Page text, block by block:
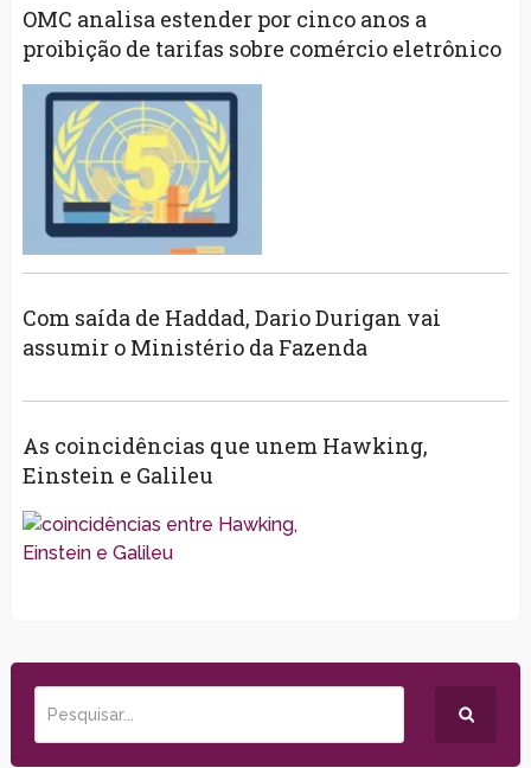
OMC analisa estender por cinco anos a
proibição de tarifas sobre comércio eletrônico
Com saída de Haddad, Dario Durigan vai
assumir o Ministério da Fazenda
As coincidências que unem Hawking,
Einstein e Galileu